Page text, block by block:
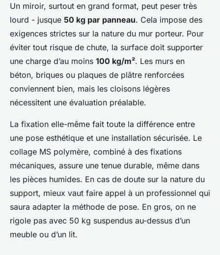
Un miroir, surtout en grand format, peut peser très
lourd - jusque 50 kg par panneau. Cela impose des
exigences strictes sur la nature du mur porteur. Pour
éviter tout risque de chute, la surface doit supporter
une charge d’au moins 100 kg/m². Les murs en
béton, briques ou plaques de plâtre renforcées
conviennent bien, mais les cloisons légères
nécessitent une évaluation préalable.
La fixation elle-même fait toute la différence entre
une pose esthétique et une installation sécurisée. Le
collage MS polymère, combiné à des fixations
mécaniques, assure une tenue durable, même dans
les pièces humides. En cas de doute sur la nature du
support, mieux vaut faire appel à un professionnel qui
saura adapter la méthode de pose. En gros, on ne
rigole pas avec 50 kg suspendus au-dessus d’un
meuble ou d’un lit.